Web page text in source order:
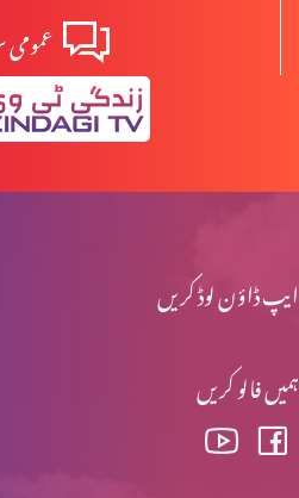
مخلفِ مسیح کے ظہور کی علامات
نوح کے ایام اور آج کے ایام
نوح کے ایام اور آج کے ایام میںایپ ڈاؤن لوڈ کریں
ہمیں فالو کریں